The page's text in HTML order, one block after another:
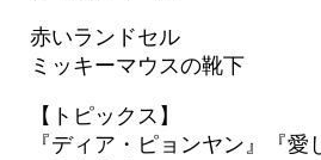
赤いランドセル
ミッキーマウスの靴下
【トピックス】
『ディア・ピョンヤン』『愛